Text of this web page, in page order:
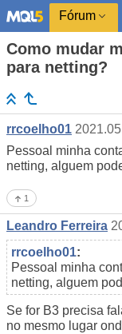
Fórum
Como mudar
para netting?
rrcoelho01
Pessoal minha
netting, alguem
1
Leandro Ferreira
rrcoelho01:
Pessoal minha
netting, alguem
Se for B3 precisa
no mesmo lugar